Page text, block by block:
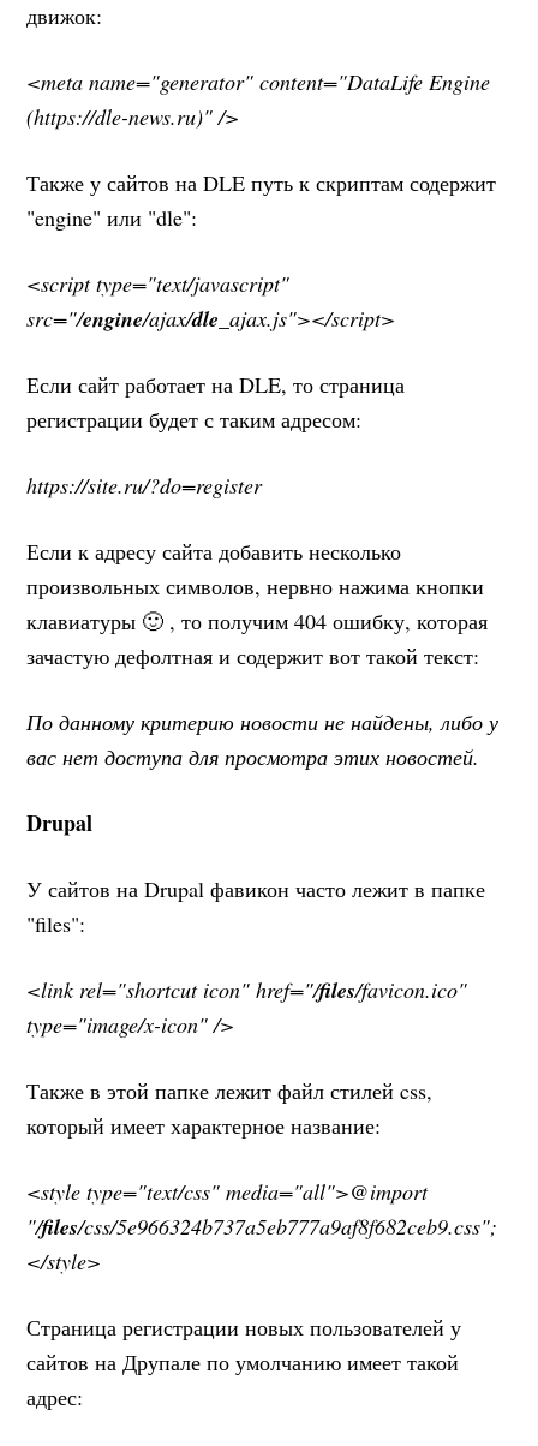
движок:
<meta name="generator" content="DataLife Engine
(https://dle-news.ru)" />
Также у сайтов на DLE путь к скриптам содержит
"engine" или "dle":
<script type="text/javascript"
src="/engine/ajax/dle _ajax.js"></script>
Если сайт работает на DLE, то страница
регистрации будет с таким адресом:
https://site.ru/?do=register
Если к адресу сайта добавить несколько
произвольных символов, нервно нажима кнопки
клавиатуры 🙂 , то получим 404 ошибку, которая
зачастую дефолтная и содержит вот такой текст:
По данному критерию новости не найдены, либо у
вас нет доступа для просмотра этих новостей.
Drupal
У сайтов на Drupal фавикон часто лежит в папке
"files":
<link rel="shortcut icon" href="/files/favicon.ico"
type="image/x-icon" />
Также в этой папке лежит файл стилей css,
который имеет характерное название:
<style type="text/css" media="all">@import
"/files/css/5e966324b737a5eb777a9af8f682ceb9.css";
</style>
Страница регистрации новых пользователей у
сайтов на Друпале по умолчанию имеет такой
адрес: